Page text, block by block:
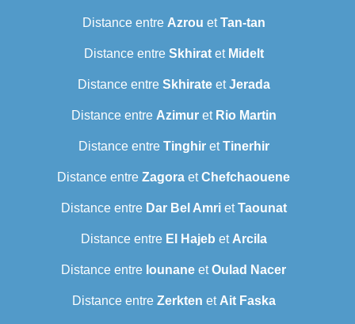
Distance entre Azrou etTan-tan
Distance entre Skhiratet Midelt
Distance entre SkhirateetJerada
Distance entre Azimuret Rio Martin
Distance entre TinghiretTinerhir
Distance entre Zagora etChefchaouene
Distance entre Dar Bel AmrietTaounat
Distance entre El Hajeb et Arcila
Distance entre Iounane etOulad Nacer
Distance entre Zerkten et Ait Faska